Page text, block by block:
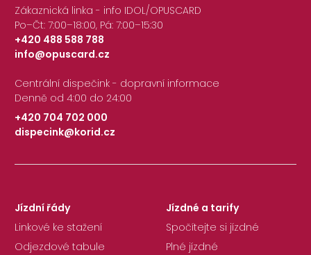
Zákaznická linka - info IDOL/OPUSCARD
Po–Čt: 7:00–18:00, Pá: 7:00–15:30
+420 488 588 788
|
info@opuscard.cz
Centrální dispečink - dopravní informace
Denně od 4:00 do 24:00
+420 704 702 000
|
dispecink@korid.cz
Jízdní řády
Linkové ke stažení
Odjezdové tabule
Jízdné a tarify
Spočítejte si jízdné
Plné jízdné